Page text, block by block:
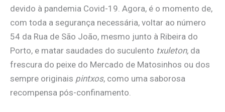
devido à pandemia Covid-19. Agora, é o momento de,
com toda a segurança necessária, voltar ao número
54 da Rua de São João, mesmo junto à Ribeira do
Porto, e matar saudades do suculento txuleton, da
frescura do peixe do Mercado de Matosinhos ou dos
sempre originais pintxos, como uma saborosa
recompensa pós-confinamento.